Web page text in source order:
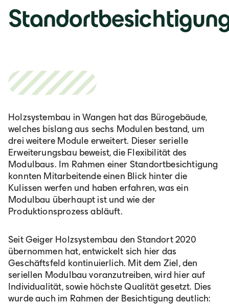
Holzsystembau in Wangen hat das Bürogebäude,
welches bislang aus sechs Modulen bestand, um
drei weitere Module erweitert. Dieser serielle
Erweiterungsbau beweist, die Flexibilität des
Modulbaus. Im Rahmen einer Standortbesichtigung
konnten Mitarbeitende einen Blick hinter die
Kulissen werfen und haben erfahren, was ein
Modulbau überhaupt ist und wie der
Produktionsprozess abläuft.
Seit Geiger Holzsystembau den Standort 2020
übernommen hat, entwickelt sich hier das
Geschäftsfeld kontinuierlich. Mit dem Ziel, den
seriellen Modulbau voranzutreiben, wird hier auf
Individualität, sowie höchste Qualität gesetzt. Dies
wurde auch im Rahmen der Besichtigung deutlich: